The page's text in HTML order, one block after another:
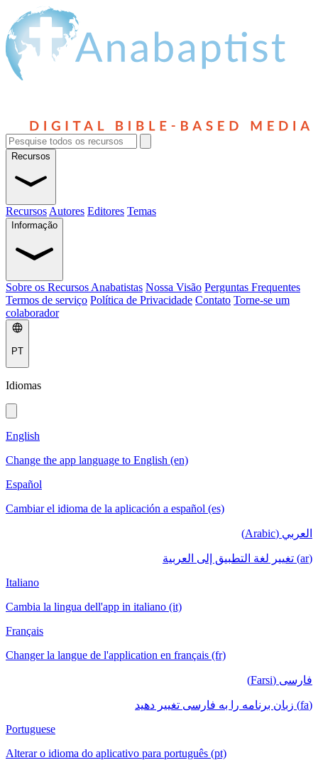
Recursos
Recursos Autores Editores Temas
Informação
Sobre os Recursos Anabatistas Nossa Visão Perguntas Frequentes
Termos de serviço Política de Privacidade Contato Torne-se um
colaborador
PT
Idiomas
English
Change the app language to English (en)
Español
Cambiar el idioma de la aplicación a español (es)
العربي (Arabic)
(ar) تغيير لغة التطبيق إلى العربية
Italiano
Cambia la lingua dell'app in italiano (it)
Français
Changer la langue de l'application en français (fr)
فارسی (Farsi)
(fa) زبان برنامه را به فارسی تغییر دهید
Portuguese
Alterar o idioma do aplicativo para português (pt)